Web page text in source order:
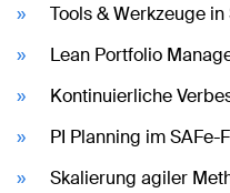
Tools & Werkzeuge in
Lean Portfolio
Kontinuierliche
PI Planning im SAFe-
Skalierung agiler